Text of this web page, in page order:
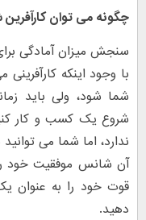
چگونه می توان
سنجش میزان آمادگی
با وجود اینکه
شما شود، ولی باید
شروع یک کسب و کار
ندارد، اما شما می
آن شانس موفقیت خود
قوت خود را به عنوان
دهید.